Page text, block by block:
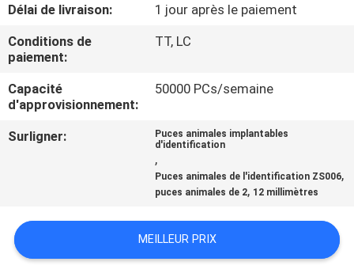
QUALITÉ
CONTACTEZ-
NOUS
NOUVELLES
UNE
CITATION
Délai de livraison:
1 jour après le paiement
Conditions de
paiement:
TT, LC
Capacité
d'approvisionnement:
50000 PCs/semaine
Surligner:
Puces animales implantables
d'identification
,
Puces animales de l'identification ZS006,
puces animales de 2, 12 millimètres
MEILLEUR PRIX